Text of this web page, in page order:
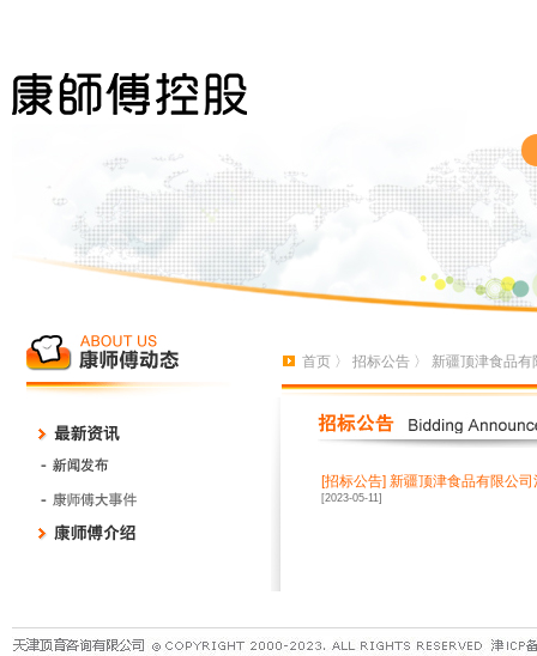
首页 〉 招标公告 〉 新疆顶津食品
[招标公告] 新疆顶津食品有限公
[2023-05-11]